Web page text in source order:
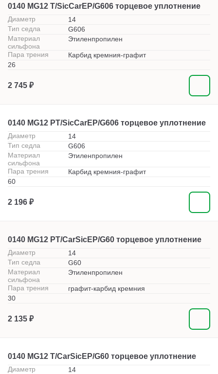
0140 MG12 T/SicCarEP/G606 торцевое уплотнение
Диаметр
14
Тип седла
G606
Материал
сильфона
Этиленпропилен
Пара трения
Карбид кремния-графит
26
2 745 ₽
0140 MG12 PT/SicCarEP/G606 торцевое уплотнение
Диаметр
14
Тип седла
G606
Материал
сильфона
Этиленпропилен
Пара трения
Карбид кремния-графит
60
2 196 ₽
0140 MG12 PT/CarSicEP/G60 торцевое уплотнение
Диаметр
14
Тип седла
G60
Материал
сильфона
Этиленпропилен
Пара трения
графит-карбид кремния
30
2 135 ₽
0140 MG12 T/CarSicEP/G60 торцевое уплотнение
Диаметр
14